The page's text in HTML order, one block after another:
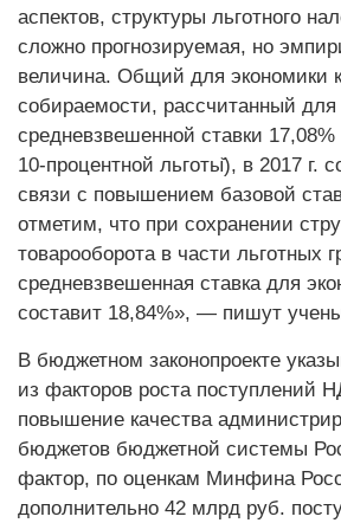
аспектов, структуры льготного
сложно прогнозируемая, но
величина. Общий для экономики
собираемости, рассчитанный для
средневзвешенной ставки 17,08%
10-процентной льготы̆), в 2017 г.
связи с повышением базовой
отметим, что при сохранении
товарооборота в части льготных
средневзвешенная ставка для
составит 18,84%», — пишут
В бюджетном законопроекте
из факторов роста поступлений
повышение качества
бюджетов бюджетной системы
фактор, по оценкам Минфина
дополнительно 42 млрд руб.